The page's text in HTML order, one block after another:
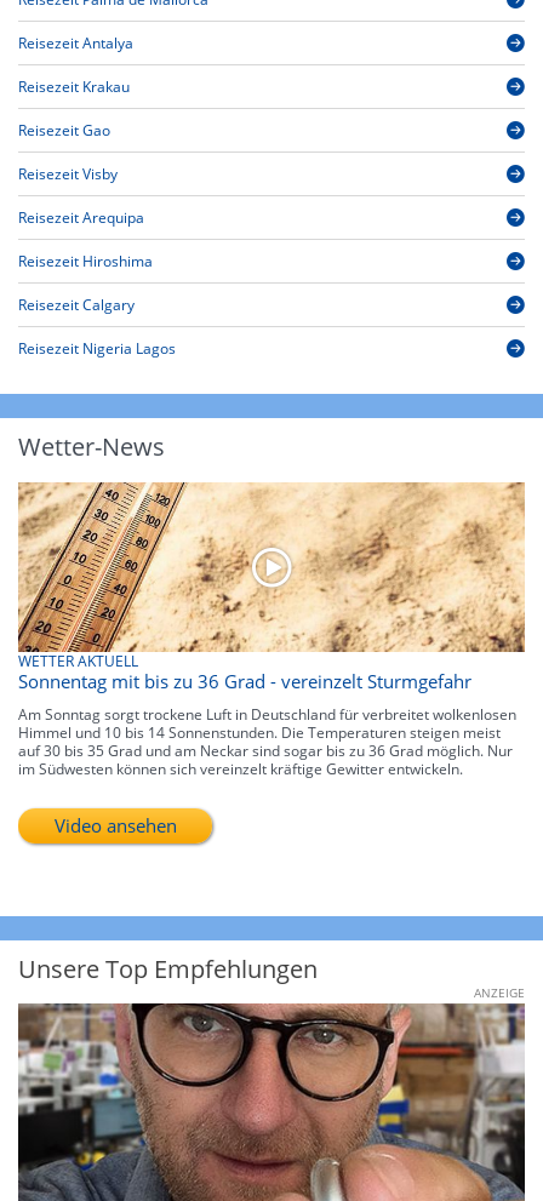
Reisezeit Antalya
Reisezeit Krakau
Reisezeit Gao
Reisezeit Visby
Reisezeit Arequipa
Reisezeit Hiroshima
Reisezeit Calgary
Reisezeit Nigeria Lagos
Wetter-News
WETTER AKTUELL
Sonnentag mit bis zu 36 Grad - vereinzelt Sturmgefahr
Am Sonntag sorgt trockene Luft in Deutschland für verbreitet wolkenlosen
Himmel und 10 bis 14 Sonnenstunden. Die Temperaturen steigen meist
auf 30 bis 35 Grad und am Neckar sind sogar bis zu 36 Grad möglich. Nur
im Südwesten können sich vereinzelt kräftige Gewitter entwickeln.
Video ansehen
Unsere Top Empfehlungen
ANZEIGE